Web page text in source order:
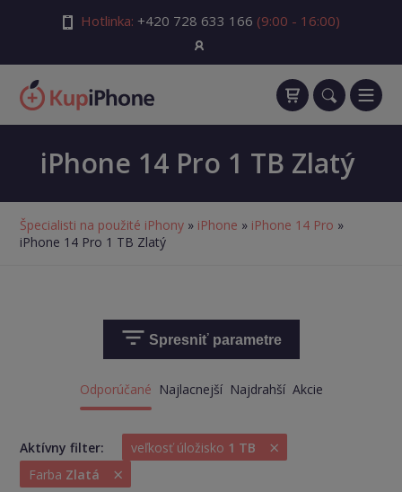
Hotlinka: +420 728 633 166 (9:00 - 16:00)
iPhone 14 Pro 1 TB Zlatý
Špecialisti na použité iPhony » iPhone » iPhone 14 Pro »
iPhone 14 Pro 1 TB Zlatý
Spresniť parametre
Odporúčané Najlacnejší Najdrahší Akcie
Aktívny filter: veľkosť úložisko 1 TB ×
Farba Zlatá ×